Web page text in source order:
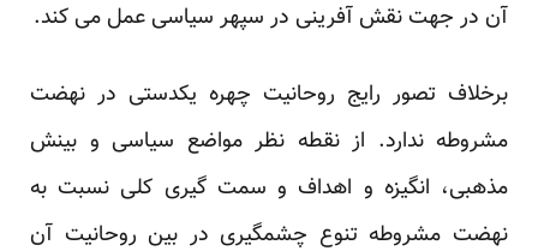
آن در جهت نقش آفرینی در سپهر سیاسی عمل می کند.
برخلاف تصور رایج روحانیت چهره یکدستی در نهضت
مشروطه ندارد. از نقطه نظر مواضع سیاسی و بینش
مذهبی، انگیزه و اهداف و سمت گیری کلی نسبت به
نهضت مشروطه تنوع چشمگیری در بین روحانیت آن